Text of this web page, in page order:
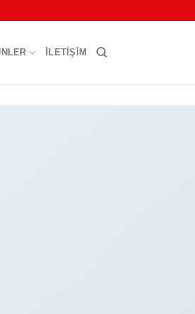
İLETIŞIM